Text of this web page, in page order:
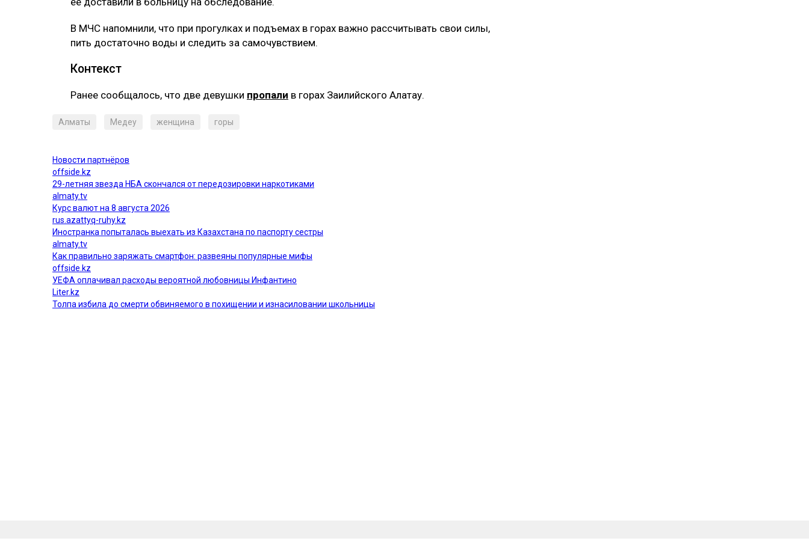
В МЧС напомнили, что при прогулках и подъемах в горах важно рассчитывать свои силы,
пить достаточно воды и следить за самочувствием.
Контекст
Ранее сообщалось, что две девушки пропали в горах Заилийского Алатау.
Алматы Медеу женщина горы